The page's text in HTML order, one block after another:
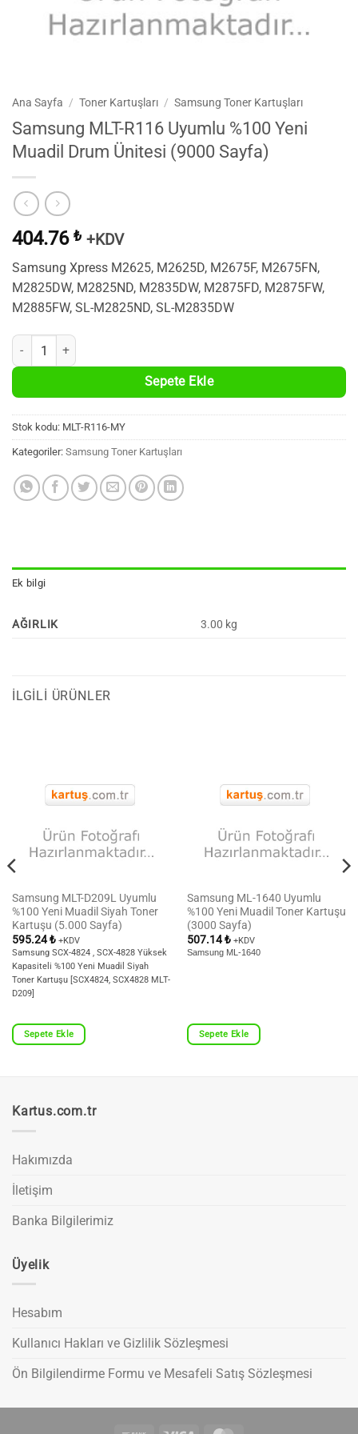
Ana Sayfa / Toner Kartuşları / Samsung Toner Kartuşları
Samsung MLT-R116 Uyumlu %100 Yeni
Muadil Drum Ünitesi (9000 Sayfa)
404.76 ₺ +KDV
Samsung Xpress M2625, M2625D, M2675F, M2675FN,
M2825DW, M2825ND, M2835DW, M2875FD, M2875FW,
M2885FW, SL-M2825ND, SL-M2835DW
Samsung MLT-R116 Uyumlu %100 Yeni Muadil Drum Ünitesi (9000
Sepete Ekle
Stok kodu: MLT-R116-MY
Kategoriler: Samsung Toner Kartuşları
Ek bilgi
AĞIRLIK 3.00 kg
İLGILI ÜRÜNLER
Samsung MLT-D209L Uyumlu
%100 Yeni Muadil Siyah Toner
Kartuşu (5.000 Sayfa)
595.24₺ +KDV
Samsung SCX-4824 , SCX-4828 Yüksek
Kapasiteli %100 Yeni Muadil Siyah
Toner Kartuşu [SCX4824, SCX4828 MLT-
D209]
Sepete Ekle
Samsung ML-1640 Uyumlu
%100 Yeni Muadil Toner Kartuşu
(3000 Sayfa)
507.14₺ +KDV
Samsung ML-1640
Sepete Ekle
Kartus.com.tr
Hakımızda
İletişim
Banka Bilgilerimiz
Üyelik
Hesabım
Kullanıcı Hakları ve Gizlilik Sözleşmesi
Ön Bilgilendirme Formu ve Mesafeli Satış Sözleşmesi